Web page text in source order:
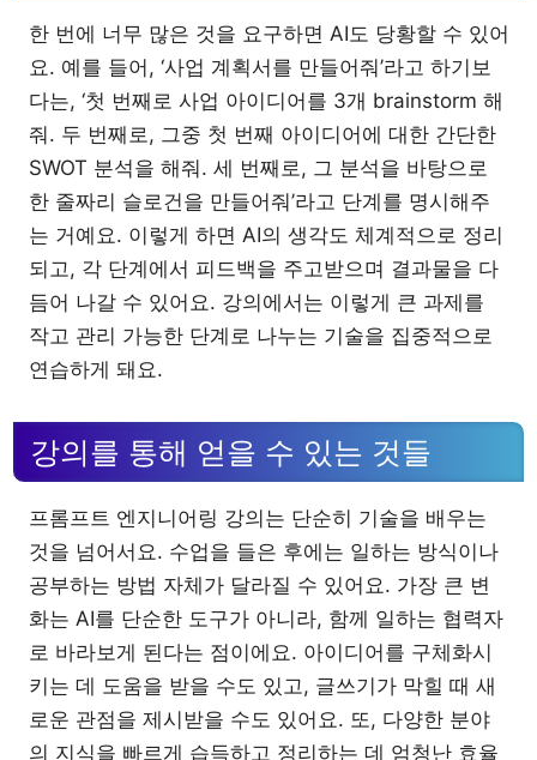
한 번에 너무 많은 것을 요구하면 AI도 당황할 수 있어
요. 예를 들어, ‘사업 계획서를 만들어줘’라고 하기보
다는, ‘첫 번째로 사업 아이디어를 3개 brainstorm 해
줘. 두 번째로, 그중 첫 번째 아이디어에 대한 간단한
SWOT 분석을 해줘. 세 번째로, 그 분석을 바탕으로
한 줄짜리 슬로건을 만들어줘’라고 단계를 명시해주
는 거예요. 이렇게 하면 AI의 생각도 체계적으로 정리
되고, 각 단계에서 피드백을 주고받으며 결과물을 다
듬어 나갈 수 있어요. 강의에서는 이렇게 큰 과제를
작고 관리 가능한 단계로 나누는 기술을 집중적으로
연습하게 돼요.
강의를 통해 얻을 수 있는 것들
프롬프트 엔지니어링 강의는 단순히 기술을 배우는
것을 넘어서요. 수업을 들은 후에는 일하는 방식이나
공부하는 방법 자체가 달라질 수 있어요. 가장 큰 변
화는 AI를 단순한 도구가 아니라, 함께 일하는 협력자
로 바라보게 된다는 점이에요. 아이디어를 구체화시
키는 데 도움을 받을 수도 있고, 글쓰기가 막힐 때 새
로운 관점을 제시받을 수도 있어요. 또, 다양한 분야
의 지식을 빠르게 습득하고 정리하는 데 엄청난 효율